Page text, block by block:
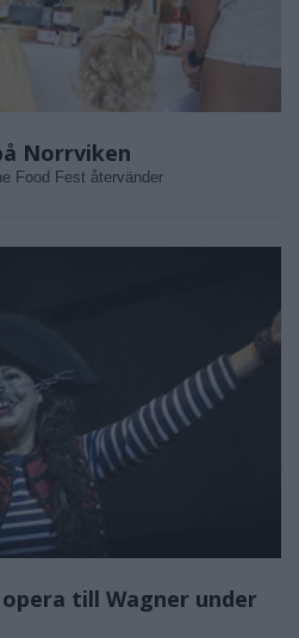
Norrviken
Food Fest återvänder
till Wagner under